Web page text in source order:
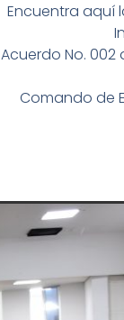
Encuentra aquí
Acuerdo No. 002
Comando de